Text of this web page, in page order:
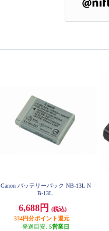
Canon バッテリーパック NB-13L N
B-13L
6,688円
(税込)
334円分ポイント還元
発送目安: 5営業日